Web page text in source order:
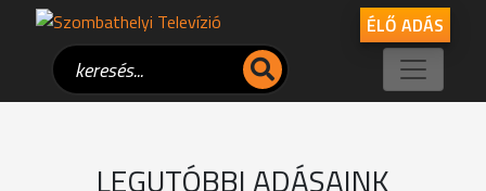
ÉLŐ ADÁS
LEGUTÓBBI ADÁSAINK